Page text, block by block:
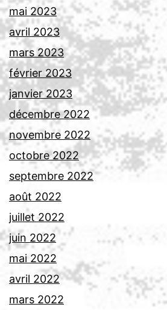
mai 2023
avril 2023
mars 2023
février 2023
janvier 2023
décembre 2022
novembre 2022
octobre 2022
septembre 2022
août 2022
juillet 2022
juin 2022
mai 2022
avril 2022
mars 2022